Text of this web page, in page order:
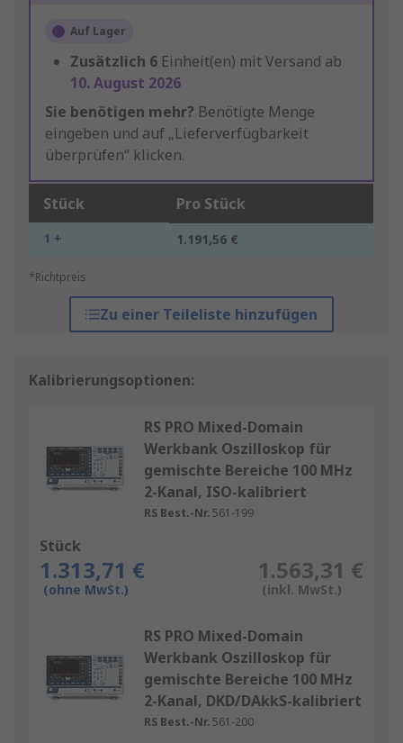
Auf Lager
Zusätzlich 6 Einheit(en) mit Versand ab
10. August 2026
Sie benötigen mehr? Benötigte Menge
eingeben und auf „Lieferverfügbarkeit
überprüfen“ klicken.
Stück Pro Stück
1 + 1.191,56 €
*Richtpreis
Zu einer Teileliste hinzufügen
Kalibrierungsoptionen:
RS PRO Mixed-Domain
Werkbank Oszilloskop für
gemischte Bereiche 100 MHz
2-Kanal, ISO-kalibriert
RS Best.-Nr. 561-199
Stück
1.313,71 €
(ohne MwSt.)
1.563,31 €
(inkl. MwSt.)
RS PRO Mixed-Domain
Werkbank Oszilloskop für
gemischte Bereiche 100 MHz
2-Kanal, DKD/DAkkS-kalibriert
RS Best.-Nr. 561-200